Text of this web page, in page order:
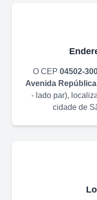
O CEP 04502-
Avenida
- lado par),
cidade de